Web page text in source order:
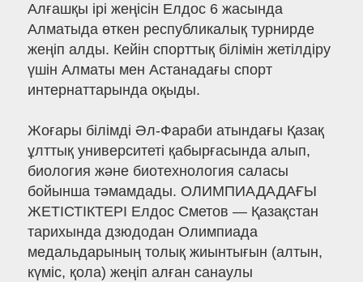
Алғашқы ірі жеңісін Елдос 6 жасында
Алматыда өткен республикалық турнирде
жеңіп алды. Кейін спорттық білімін жетілдіру
үшін Алматы мен Астанадағы спорт
интернаттарында оқыды.
Жоғары білімді Әл-Фараби атындағы Қазақ
ұлттық университеті қабырғасында алып,
биология және биотехнология саласы
бойынша тәмамдады. ОЛИМПИАДАДАҒЫ
ЖЕТІСТІКТЕРІ Елдос Сметов — Қазақстан
тарихында дзюдодан Олимпиада
медальдарының толық жиынтығын (алтын,
күміс, қола) жеңіп алған санаулы